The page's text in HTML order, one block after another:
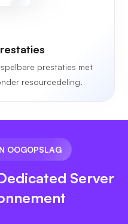
prestaties met
resourcedeling.
OOGOPSLAG
Server